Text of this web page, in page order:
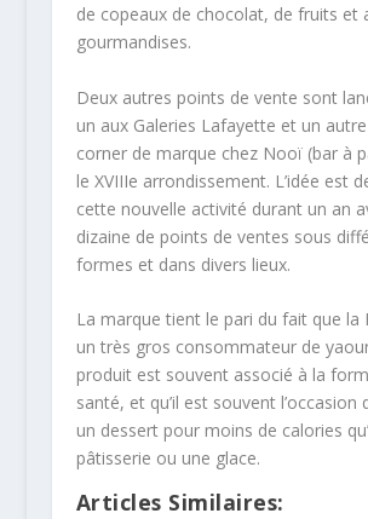
de copeaux de chocolat, de fruits et
gourmandises.
Deux autres points de vente sont
un aux Galeries Lafayette et un
corner de marque chez Nooï (bar à
le XVIIIe arrondissement. L’idée est
cette nouvelle activité durant un an
dizaine de points de ventes sous
formes et dans divers lieux.
La marque tient le pari du fait que la
un très gros consommateur de
produit est souvent associé à la
santé, et qu’il est souvent l’occasion
un dessert pour moins de calories
pâtisserie ou une glace.
Articles Similaires: